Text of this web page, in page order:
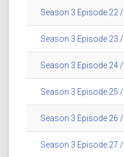
Season 3 Episode 22
Season 3 Episode 23
Season 3 Episode 24
Season 3 Episode 25
Season 3 Episode 26
Season 3 Episode 27